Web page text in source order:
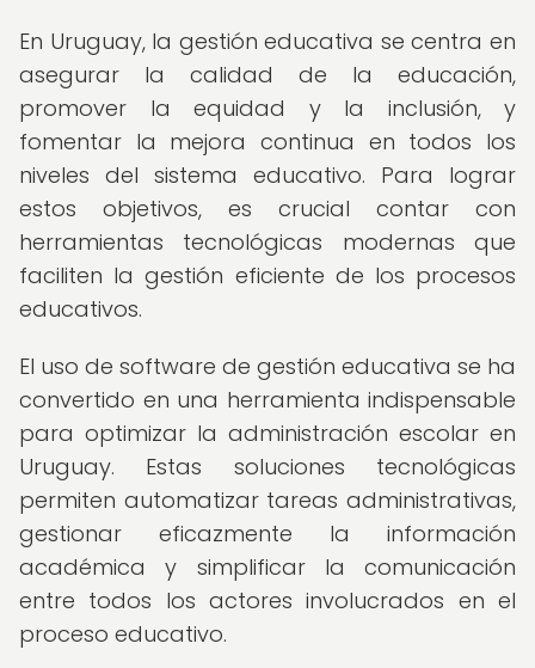
En Uruguay, la gestión educativa se centra en
asegurar la calidad de la educación,
promover la equidad y la inclusión, y
fomentar la mejora continua en todos los
niveles del sistema educativo. Para lograr
estos objetivos, es crucial contar con
herramientas tecnológicas modernas que
faciliten la gestión eficiente de los procesos
educativos.
El uso de software de gestión educativa se ha
convertido en una herramienta indispensable
para optimizar la administración escolar en
Uruguay. Estas soluciones tecnológicas
permiten automatizar tareas administrativas,
gestionar eficazmente la información
académica y simplificar la comunicación
entre todos los actores involucrados en el
proceso educativo.